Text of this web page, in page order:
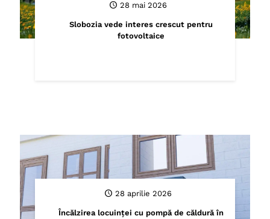
28 mai 2026
Slobozia vede interes crescut pentru
fotovoltaice
28 aprilie 2026
Încălzirea locuinței cu pompă de căldură în